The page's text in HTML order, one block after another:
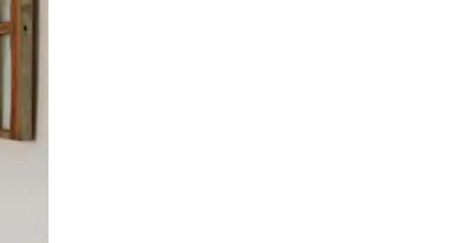
o dedo na tela.